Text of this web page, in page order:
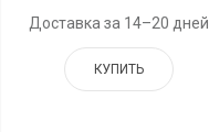
Доставка за 14–20 дней
КУПИТЬ